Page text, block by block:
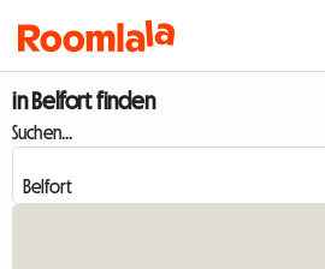
in Belfort finden
Suchen...